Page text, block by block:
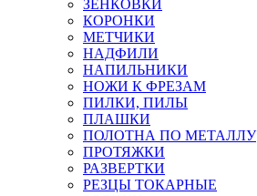
ЗЕНКОВКИ
КОРОНКИ
МЕТЧИКИ
НАДФИЛИ
НАПИЛЬНИКИ
НОЖИ К ФРЕЗАМ
ПИЛКИ, ПИЛЫ
ПЛАШКИ
ПОЛОТНА ПО МЕТАЛЛУ
ПРОТЯЖКИ
РАЗВЕРТКИ
РЕЗЦЫ ТОКАРНЫЕ